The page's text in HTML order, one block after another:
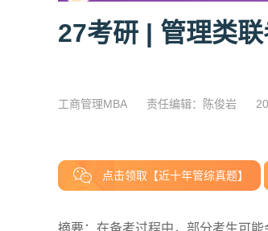
27考研 | 管理类
工商管理MBA 责任编辑：陈俊岩
点击领取【近十年管综真题】